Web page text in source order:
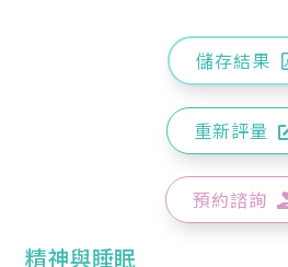
儲存結果
重新評量
預約諮詢
精神與睡眠